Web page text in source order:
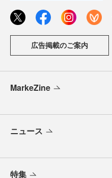
広告掲載のご案内
MarkeZine
ニュース
特集